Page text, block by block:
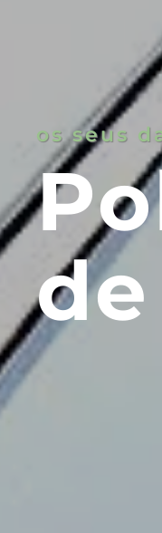
os seus